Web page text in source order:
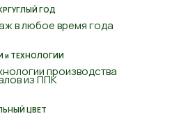
ГОД
в любое время года
и ТЕХНОЛОГИИ
производства
из ППК
ЦВЕТ